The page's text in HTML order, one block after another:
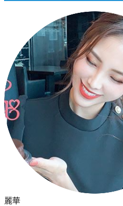
麗華